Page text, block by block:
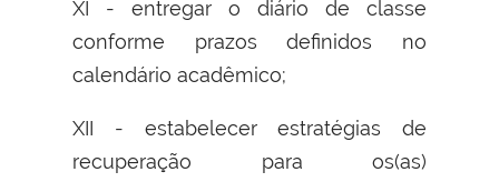
XI - entregar o diário de classe
conforme prazos definidos no
calendário acadêmico;
XII - estabelecer estratégias de
recuperação para os(as)